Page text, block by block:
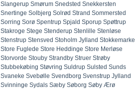
Slangerup Smørum Snedsted Snekkersten
Snertinge Solbjerg Solrød Strand Sommersted
Sorring Sorø Spentrup Spjald Sporup Spøttrup
Stakroge Stege Stenderup Stenlille Stenløse
Stenstrup Stensved Stoholm Jylland Stokkemarke
Store Fuglede Store Heddinge Store Merløse
Storvorde Stouby Strandby Struer Strøby
Stubbekøbing Støvring Suldrup Sulsted Sunds
Svaneke Svebølle Svendborg Svenstrup Jylland
Svinninge Sydals Sæby Søborg Søby Ærø